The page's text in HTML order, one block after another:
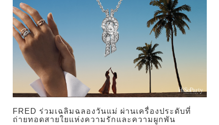
FRED ร่วมเฉลิมฉลองวันแม่ ผ่านเครื่องประดับที่
ถ่ายทอดสายใยแห่งความรักและความผูกพัน